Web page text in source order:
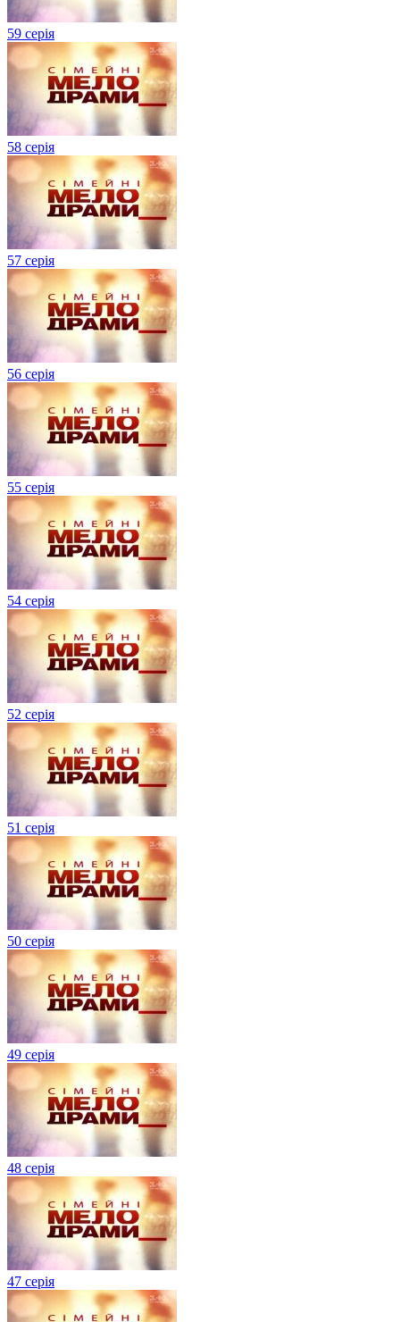
59 серія
58 серія
57 серія
56 серія
55 серія
54 серія
52 серія
51 серія
50 серія
49 серія
48 серія
47 серія